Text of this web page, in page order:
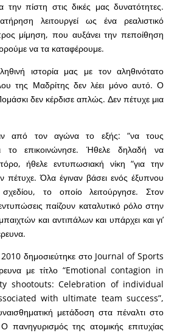
την πίστη στις δικές μας δυνατότητες.
λειτουργεί ως ένα ρεαλιστικό
μίμηση, που αυξάνει την πεποίθηση
να τα καταφέρουμε.
ιστορία μας με τον αληθινότατο
της Μαδρίτης δεν λέει μόνο αυτό. Ο
δεν κέρδισε απλώς. Δεν πέτυχε μια
από τον αγώνα το εξής: “να τους
το επικοινώνησε. Ήθελε δηλαδή να
ήθελε εντυπωσιακή νίκη “για την
πέτυχε. Όλα έγιναν βάσει ενός έξυπνου
το οποίο λειτούργησε. Στον
παίζουν καταλυτικό ρόλο στην
και αντιπάλων και υπάρχει και γι’
2010 δημοσιεύτηκε στο Journal of Sports
με τίτλο “Emotional contagion in
shootouts: Celebration of individual
with ultimate team success”,
μετάδοση στα πέναλτι στο
πανηγυρισμός της ατομικής επιτυχίας